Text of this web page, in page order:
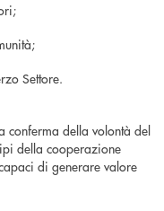
Settore.
conferma della volontà del
della cooperazione
di generare valore